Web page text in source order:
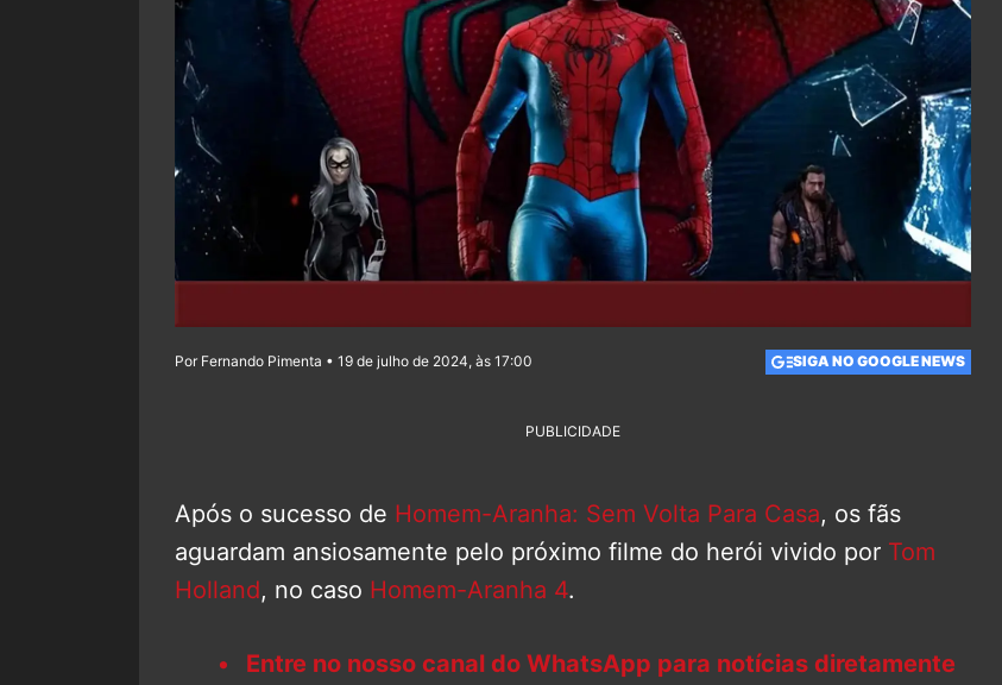
Por Fernando Pimenta • 19 de julho de 2024, às 17:00 SIGA NO GOOGLE NEWS
PUBLICIDADE
Após o sucesso de Homem-Aranha: Sem Volta Para Casa, os fãs
aguardam ansiosamente pelo próximo filme do herói vivido por Tom
Holland, no caso Homem-Aranha 4.
Entre no nosso canal do WhatsApp para notícias diretamente